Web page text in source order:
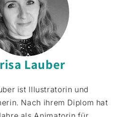
Lauber
ist Illustratorin und
Nach ihrem Diplom hat